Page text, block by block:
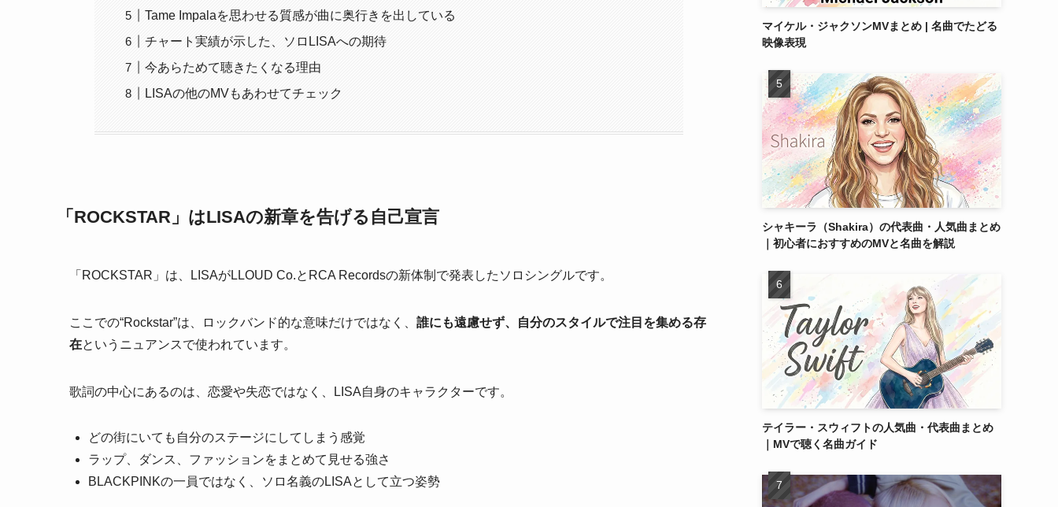
Tame Impalaを思わせる質感が曲に奥行きを出している
チャート実績が示した、ソロLISAへの期待
今あらためて聴きたくなる理由
LISAの他のMVもあわせてチェック
「ROCKSTAR」はLISAの新章を告げる自己宣言
「ROCKSTAR」は、LISAがLLOUD Co.とRCA Recordsの新体制で発表したソロシングルです。
ここでの“Rockstar”は、ロックバンド的な意味だけではなく、 誰にも遠慮せず、自分のスタイルで注目を集める存
在というニュアンスで使われています。
歌詞の中心にあるのは、恋愛や失恋ではなく、LISA自身のキャラクターです。
どの街にいても自分のステージにしてしまう感覚
ラップ、ダンス、ファッションをまとめて見せる強さ
BLACKPINKの一員ではなく、ソロ名義のLISAとして立つ姿勢
マイケル・ジャクソンMVまとめ | 名曲でたどる
映像表現
シャキーラ（Shakira）の代表曲・人気曲まとめ
｜初心者におすすめのMVと名曲を解説
テイラー・スウィフトの人気曲・代表曲まとめ
｜MVで聴く名曲ガイド